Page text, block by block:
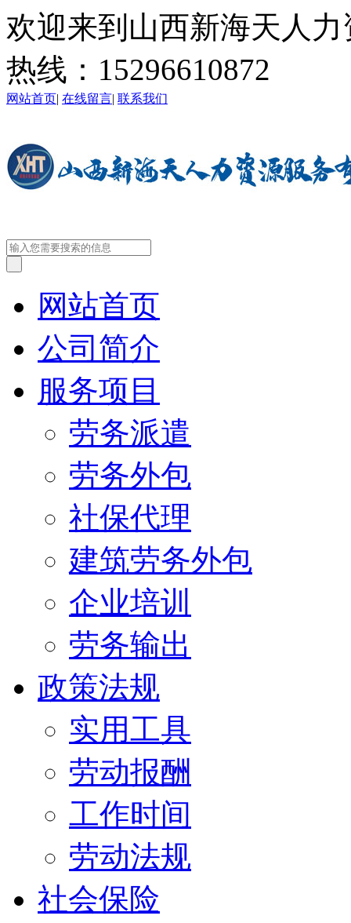
欢迎来到山西新海天人
热线： 15296610872
网站首页| 在线留言| 联系我们
网站首页
公司简介
服务项目
劳务派遣
劳务外包
社保代理
建筑劳务外包
企业培训
劳务输出
政策法规
实用工具
劳动报酬
工作时间
劳动法规
社会保险